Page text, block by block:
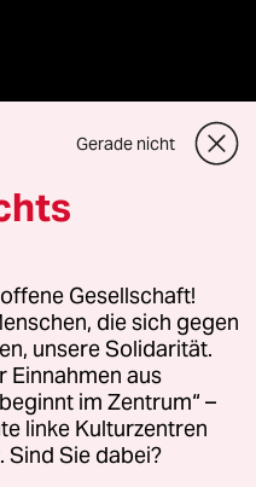
GmbH
oder für Genehmigungen
Richtlinien
Impressum AGB
Gerade nicht
Gesellschaft!
die sich gegen
unsere Solidarität.
Einnahmen aus
im Zentrum“ –
linke Kulturzentren
Sie dabei?